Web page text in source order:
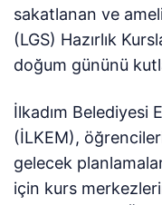
sakatlanan ve
(LGS) Hazırlık
doğum gününü
İlkadım Belediyesi
(İLKEM),
gelecek
için kurs